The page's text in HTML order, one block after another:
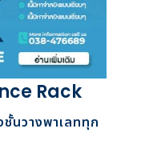
Rack
นวางพาเลททุก